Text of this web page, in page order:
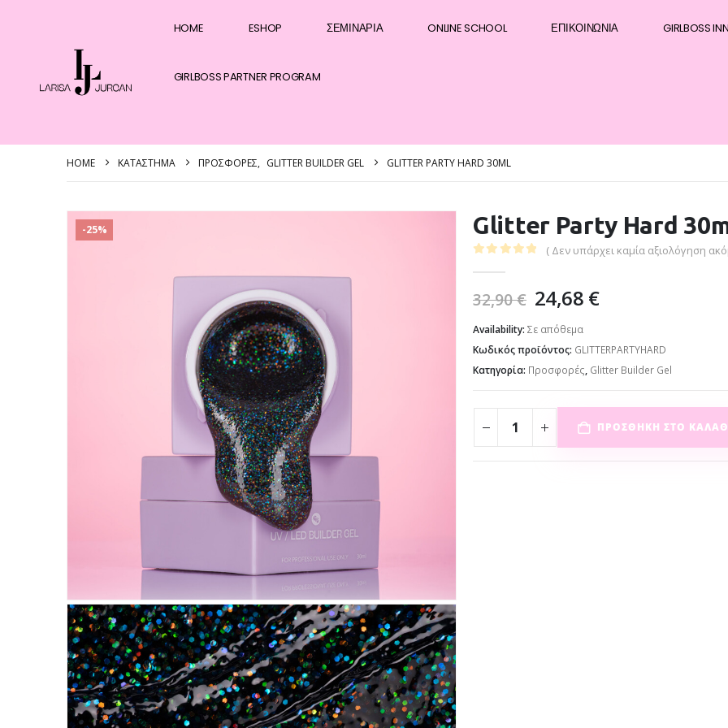
HOME ESHOP ΣΕΜΙΝΆΡΙΑ ONLINE SCHOOL ΕΠΙΚΟΙΝΩΝΊΑ GIRLBOSS
GIRLBOSS PARTNER PROGRAM
HOME ΚΑΤΆΣΤΗΜΑ ΠΡΟΣΦΟΡΈΣ, GLITTER BUILDER GEL GLITTER PARTY HARD 30ML
-25% Glitter Party Hard
( Δεν υπάρχει καμία αξιολόγηση
32,90€ 24,68 €
Availability: Σε απόθεμα
Κωδικός προϊόντος: GLITTERPARTYHARD
Κατηγορία: Προσφορές, Glitter Builder Gel
ΠΡΟΣΘΉΚΗ ΣΤΟ